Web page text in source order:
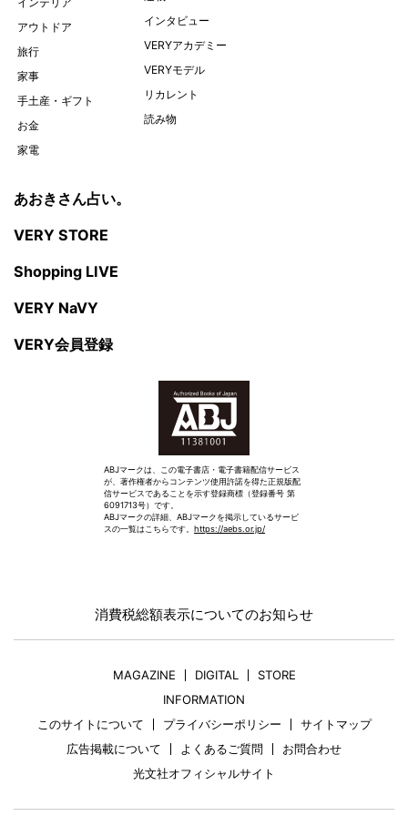
アウトドア
旅行
家事
手土産・ギフト
お金
家電
インタビュー
VERYアカデミー
VERYモデル
リカレント
読み物
あおきさん占い。
VERY STORE
Shopping LIVE
VERY NaVY
VERY会員登録
ABJマークは、この電子書店・電子書籍配信サービス
が、著作権者からコンテンツ使用許諾を得た正規版配
信サービスであることを示す登録商標（登録番号 第
6091713号）です。
ABJマークの詳細、ABJマークを掲示しているサービ
スの一覧はこちらです。 https://aebs.or.jp/
消費税総額表示についてのお知らせ
MAGAZINE DIGITAL
STORE
INFORMATION
このサイトについて
プライバシーポリシー
サイトマップ
広告掲載について
よくあるご質問
お問合わせ
光文社オフィシャルサイト